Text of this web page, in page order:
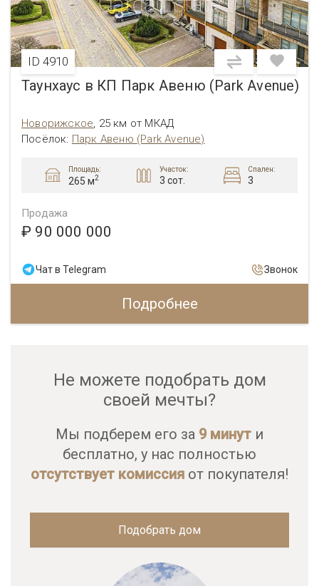
ID 4910
Таунхаус в КП Парк Авеню (Park Avenue)
Новорижское 25 км от МКАД
Посёлок: Парк Авеню (Park Avenue)
Площадь:
265 м2
Участок:
3 сот.
Спален:
3
Продажа
₽ 90 000 000
Чат в Telegram Звонок
Подробнее
Не можете подобрать дом
своей мечты?
Мы подберем его за 9 минут и
бесплатно, у нас полностью
отсутствует комиссия от покупателя!
Подобрать дом